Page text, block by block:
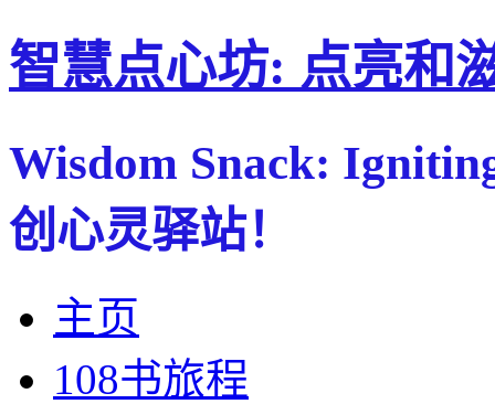
智慧点心坊: 点亮和
Wisdom Snack:
创心灵驿站！
主页
108书旅程